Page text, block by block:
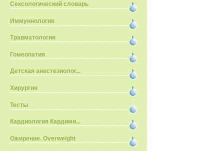
Сексологический словарь
Иммуннология
Травматология
Гомеопатия
Детская анестезиолог...
Хирургия
Тесты
Кардиология Кардими...
Ожирение. Overweight